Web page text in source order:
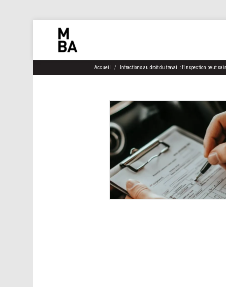
Accueil Infractions au droit du travail : l’inspection peut